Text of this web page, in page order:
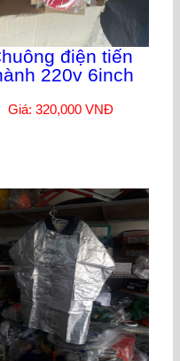
điện tiến
220v 6inch
Giá: 320,000 VNĐ